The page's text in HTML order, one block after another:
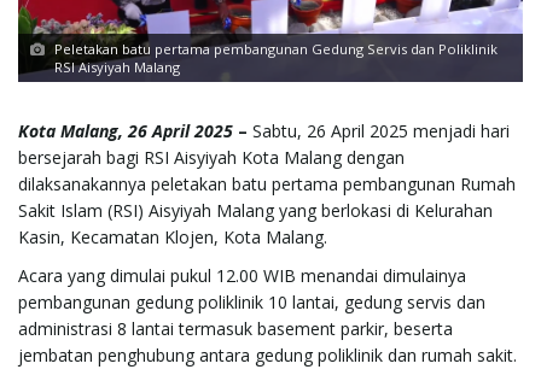
i
Peletakan batu pertama pembangunan Gedung Servis dan Poliklinik
RSI Aisyiyah Malang
Kota Malang, 26 April 2025 – Sabtu, 26 April 2025 menjadi hari
bersejarah bagi RSI Aisyiyah Kota Malang dengan
dilaksanakannya peletakan batu pertama pembangunan Rumah
Sakit Islam (RSI) Aisyiyah Malang yang berlokasi di Kelurahan
Kasin, Kecamatan Klojen, Kota Malang.
Acara yang dimulai pukul 12.00 WIB menandai dimulainya
pembangunan gedung poliklinik 10 lantai, gedung servis dan
administrasi 8 lantai termasuk basement parkir, beserta
jembatan penghubung antara gedung poliklinik dan rumah sakit.